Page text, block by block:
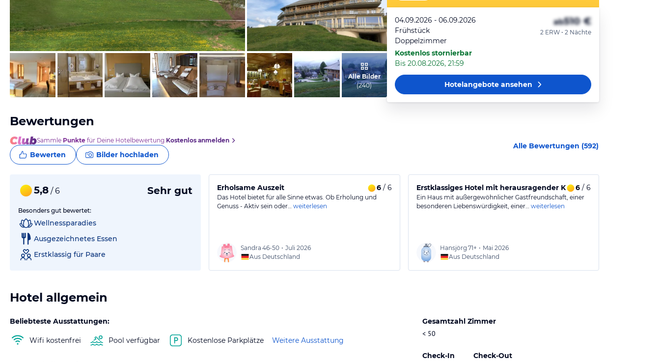
vom Hotelier, September 2014 von Katja, Juli 2018
Alle Bilder
(240)
04.09.2026 - 06.09.2026
Frühstück
Doppelzimmer
Kostenlos stornierbar
Bis 20.08.2026, 21:59
ab510 €
2 ERW • 2 Nächte
Hotelangeboteansehen
Bewertungen
Sammle Punkte für Deine Hotelbewertung.Kostenlos anmelden
Bewerten Bilder hochladen
Alle Bewertungen (592)
5,8 / 6 Sehr gut
Besonders gut bewertet:
Wellnessparadies
Ausgezeichnetes Essen
Erstklassig für Paare
Erholsame Auszeit 6/ 6
Das Hotel bietet für alle Sinne etwas. Ob Erholung und
Genuss - Aktiv sein oder… weiterlesen
Sandra 46-50 • Juli 2026
Aus Deutschland
Erstklassiges Hotel mit herausragender Küche und
6/ 6
Ein Haus mit außergewöhnlicher Gastfreundschaft, einer
besonderen Liebenswürdigkeit, einer… weiterlesen
Hansjörg 71+ • Mai 2026
Aus Deutschland
Hotel allgemein
Beliebteste Ausstattungen:
Wifi kostenfrei Pool verfügbar Kostenlose Parkplätze Weitere Ausstattung
Gesamtzahl Zimmer
< 50
Check-In
Check-Out